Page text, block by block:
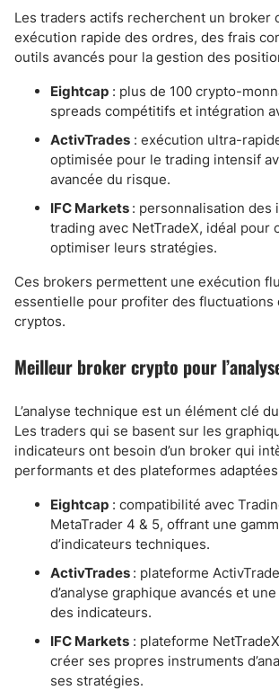
Les traders actifs recherchent un broker
exécution rapide des ordres, des frais
outils avancés pour la gestion des
Eightcap : plus de 100 crypto-
spreads compétitifs et intégration
ActivTrades : exécution ultra-
optimisée pour le trading intensif
avancée du risque.
IFC Markets : personnalisation des
trading avec NetTradeX, idéal pour
optimiser leurs stratégies.
Ces brokers permettent une exécution
essentielle pour profiter des fluctuations
cryptos.
Meilleur broker crypto pour
L’analyse technique est un élément clé
Les traders qui se basent sur les
indicateurs ont besoin d’un broker qui
performants et des plateformes
Eightcap : compatibilité avec
MetaTrader 4 & 5, offrant une
d’indicateurs techniques.
ActivTrades : plateforme
d’analyse graphique avancés et
des indicateurs.
IFC Markets : plateforme
créer ses propres instruments
ses stratégies.